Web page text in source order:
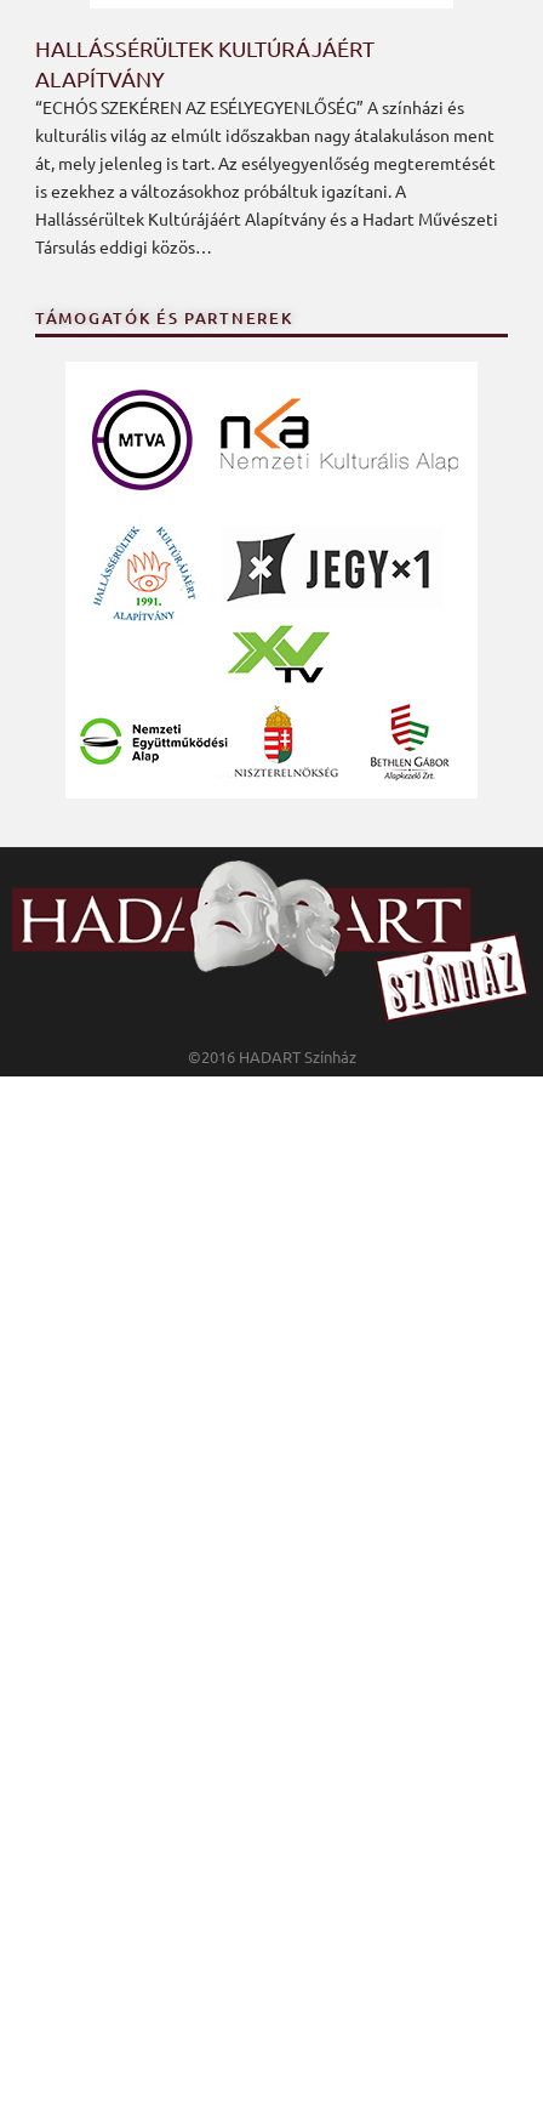
HALLÁSSÉRÜLTEK KULTÚRÁJÁÉRT
ALAPÍTVÁNY
“ECHÓS SZEKÉREN AZ ESÉLYEGYENLŐSÉG” A színházi és
kulturális világ az elmúlt időszakban nagy átalakuláson ment
át, mely jelenleg is tart. Az esélyegyenlőség megteremtését
is ezekhez a változásokhoz próbáltuk igazítani. A
Hallássérültek Kultúrájáért Alapítvány és a Hadart Művészeti
Társulás eddigi közös…
TÁMOGATÓK ÉS PARTNEREK
©2016 HADART Színház